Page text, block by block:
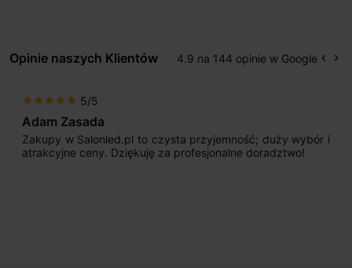
Opinie naszych Klientów 4.9 na 144 opinie w Google keyboard_arrow_left keyboard_arrow_right
star star star star star 5/5
Adam Zasada
Zakupy w Salonled.pl to czysta przyjemność; duży wybór i
atrakcyjne ceny. Dziękuję za profesjonalne doradztwo!